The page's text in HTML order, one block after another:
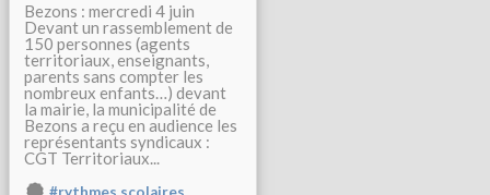
Bezons : mercredi 4 juin
Devant un rassemblement de
150 personnes (agents
territoriaux, enseignants,
parents sans compter les
nombreux enfants…) devant
la mairie, la municipalité de
Bezons a reçu en audience les
représentants syndicaux :
CGT Territoriaux...